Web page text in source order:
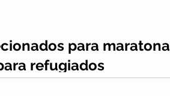
para maratona
refugiados
- Manaus” selecionou 100